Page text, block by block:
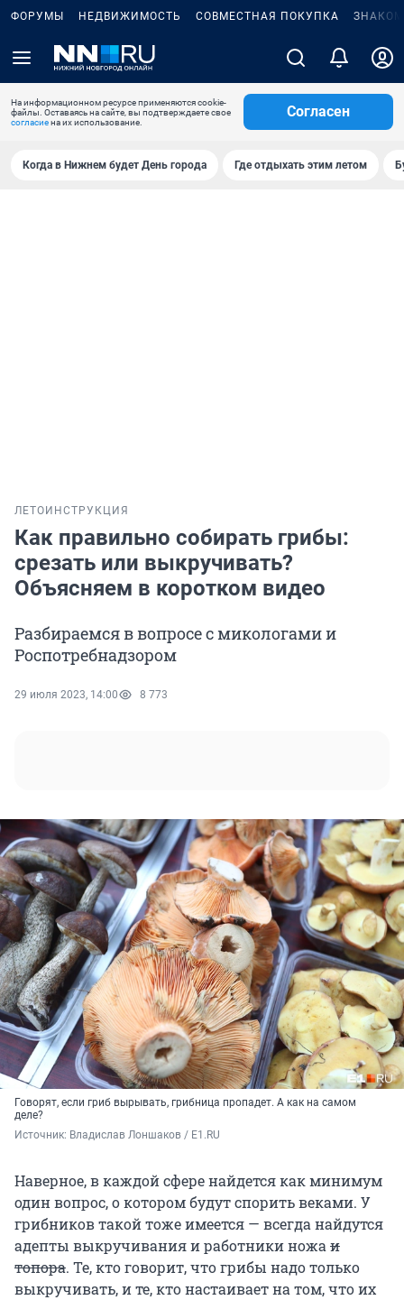
ФОРУМЫ НЕДВИЖИМОСТЬ СОВМЕСТНАЯ ПОКУПКА
На информационном ресурсе применяются cookie-
файлы. Оставаясь на сайте, вы подтверждаете свое
согласиена их использование.
Согласен
Когда в Нижнем будет День города Где отдыхать этим летом
ЛЕТО ИНСТРУКЦИЯ
Как правильно собирать грибы:
срезать или выкручивать?
Объясняем в коротком видео
Разбираемся в вопросе с микологами и
Роспотребнадзором
29 июля 2023, 14:00 8 773
Говорят, если гриб вырывать, грибница пропадет. А как на самом
деле?
Источник: Владислав Лоншаков / E1.RU
Наверное, в каждой сфере найдется как минимум
один вопрос, о котором будут спорить веками. У
грибников такой тоже имеется — всегда найдутся
адепты выкручивания и работники ножаи
топора. Те, кто говорит, что грибы надо только
выкручивать, и те, кто настаивает на том, что их